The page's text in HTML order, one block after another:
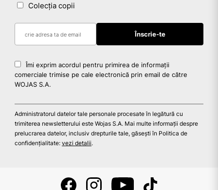
Colecția copii
Îmi exprim acordul pentru primirea de informații
comerciale trimise pe cale electronică prin email de către
WOJAS S.A.
Administratorul datelor tale personale procesate în legătură cu
trimiterea newsletterului este Wojas S.A. Mai multe informații despre
prelucrarea datelor, inclusiv drepturile tale, găsești în Politica de
confidențialitate: vezi detalii.